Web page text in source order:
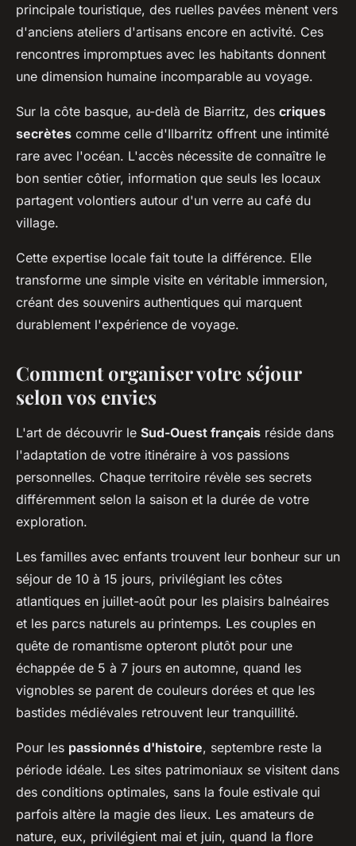
principale touristique, des ruelles pavées mènent vers
d'anciens ateliers d'artisans encore en activité. Ces
rencontres impromptues avec les habitants donnent
une dimension humaine incomparable au voyage.
Sur la côte basque, au-delà de Biarritz, des criques
secrètes comme celle d'Ilbarritz offrent une intimité
rare avec l'océan. L'accès nécessite de connaître le
bon sentier côtier, information que seuls les locaux
partagent volontiers autour d'un verre au café du
village.
Cette expertise locale fait toute la différence. Elle
transforme une simple visite en véritable immersion,
créant des souvenirs authentiques qui marquent
durablement l'expérience de voyage.
Comment organiser votre séjour
selon vos envies
L'art de découvrir le Sud-Ouest français réside dans
l'adaptation de votre itinéraire à vos passions
personnelles. Chaque territoire révèle ses secrets
différemment selon la saison et la durée de votre
exploration.
Les familles avec enfants trouvent leur bonheur sur un
séjour de 10 à 15 jours, privilégiant les côtes
atlantiques en juillet-août pour les plaisirs balnéaires
et les parcs naturels au printemps. Les couples en
quête de romantisme opteront plutôt pour une
échappée de 5 à 7 jours en automne, quand les
vignobles se parent de couleurs dorées et que les
bastides médiévales retrouvent leur tranquillité.
Pour les passionnés d'histoire, septembre reste la
période idéale. Les sites patrimoniaux se visitent dans
des conditions optimales, sans la foule estivale qui
parfois altère la magie des lieux. Les amateurs de
nature, eux, privilégient mai et juin, quand la flore